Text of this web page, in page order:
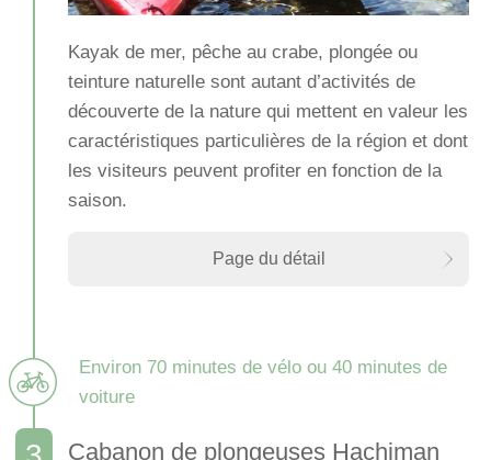
Kayak de mer, pêche au crabe, plongée ou
teinture naturelle sont autant d’activités de
découverte de la nature qui mettent en valeur les
caractéristiques particulières de la région et dont
les visiteurs peuvent profiter en fonction de la
saison.
Page du détail
Environ 70 minutes de vélo ou 40 minutes de
voiture
Cabanon de plongeuses Hachiman